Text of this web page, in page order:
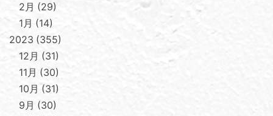
2月
29
1月
14
2023 355
12月
31
11月
30
10月
31
9月
30